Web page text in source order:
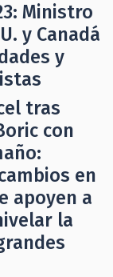
Ministro
y Canadá
y
tras
con
en
apoyen a
la